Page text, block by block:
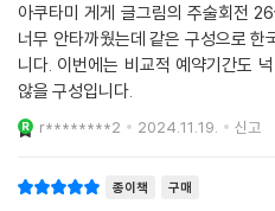
아쿠타미 게게 글그림의 주술회전
너무 안타까웠는데 같은 구성으로 한
니다. 이번에는 비교적 예약기간도
않을 구성입니다.
r********2 2024.11.19. 신고
종이책 구매